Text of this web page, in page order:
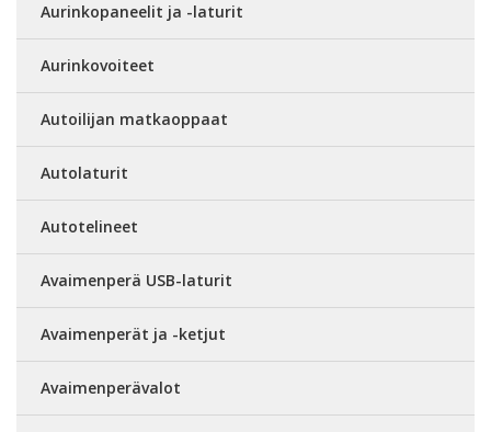
Aurinkopaneelit ja -laturit
Aurinkovoiteet
Autoilijan matkaoppaat
Autolaturit
Autotelineet
Avaimenperä USB-laturit
Avaimenperät ja -ketjut
Avaimenperävalot